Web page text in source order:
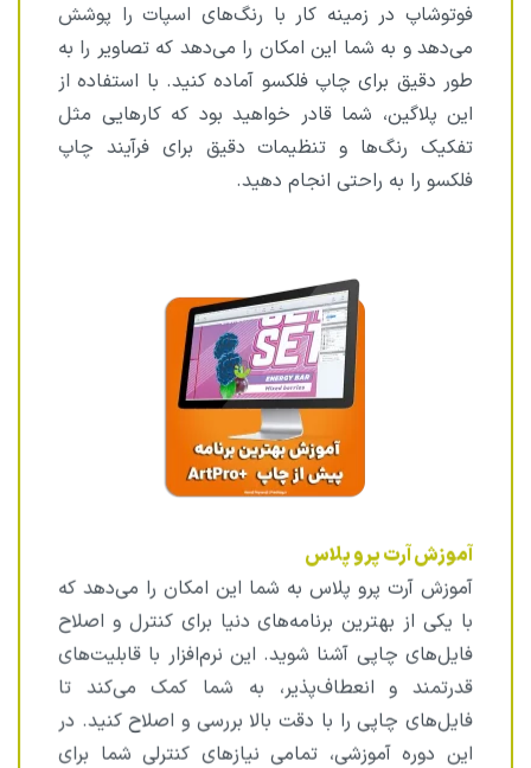
فوتوشاپ در زمینه کار با رنگ‌های اسپات را پوشش
می‌دهد و به شما این امکان را می‌دهد که تصاویر را به
طور دقیق برای چاپ فلکسو آماده کنید. با استفاده از
این پلاگین، شما قادر خواهید بود که کارهایی مثل
تفکیک رنگ‌ها و تنظیمات دقیق برای فرآیند چاپ
فلکسو را به راحتی انجام دهید.
آموزش آرت پرو پلاس
آموزش آرت پرو پلاس به شما این امکان را می‌دهد که
با یکی از بهترین برنامه‌های دنیا برای کنترل و اصلاح
فایل‌های چاپی آشنا شوید. این نرم‌افزار با قابلیت‌های
قدرتمند و انعطاف‌پذیر، به شما کمک می‌کند تا
فایل‌های چاپی را با دقت بالا بررسی و اصلاح کنید. در
این دوره آموزشی، تمامی نیازهای کنترلی شما برای